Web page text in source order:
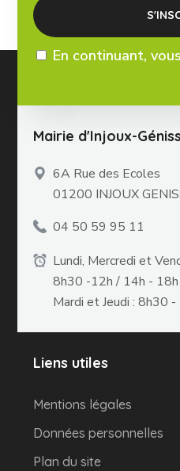
En continuant,
Mairie d'Injoux-
6A Rue des Ecoles
01200 INJOUX
04 50 59 95 11
Lundi, Mercredi et
8h30 -12h / 14h - 18h
Mardi et Jeudi : 8h30 -
Liens utiles
Mentions légales
Données personnelles
Plan du site